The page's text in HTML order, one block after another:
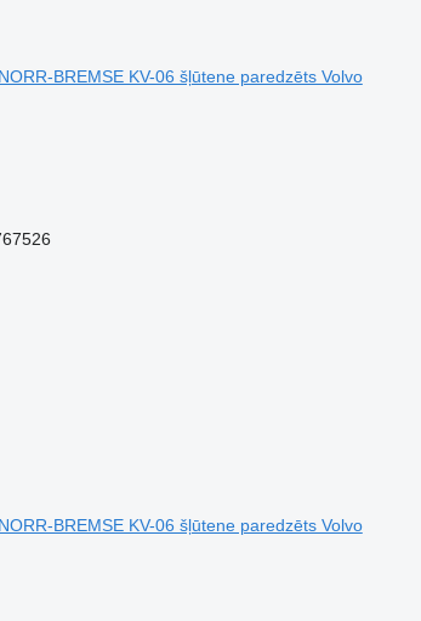
BREMSE KV-06 šļūtene paredzēts Volvo
BREMSE KV-06 šļūtene paredzēts Volvo